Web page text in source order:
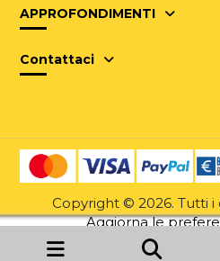
APPROFONDIMENTI
Contattaci
Copyright © 2026. Tutti i
Aggiorna le